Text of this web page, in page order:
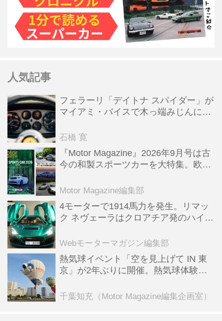
人気記事
フェラーリ「デイトナ スパイダー」が
マイアミ・バイスで木っ端みじんにな
石橋 寛
『Motor Magazine』2026年9月号は古
今の和製スポーツカーを大特集。欧州
Motor Magazine編集部
4モーターで1914馬力を発生。リマッ
ク ネヴェーラはクロアチア発のハイパ
全版／115】
Webモーターマガジン編集部
熱気球イベント「空を見上げて IN 東
京」が2年ぶりに開催。熱気球体験搭
ンテンツも
千葉知充（Motor Magazine編集企画室）